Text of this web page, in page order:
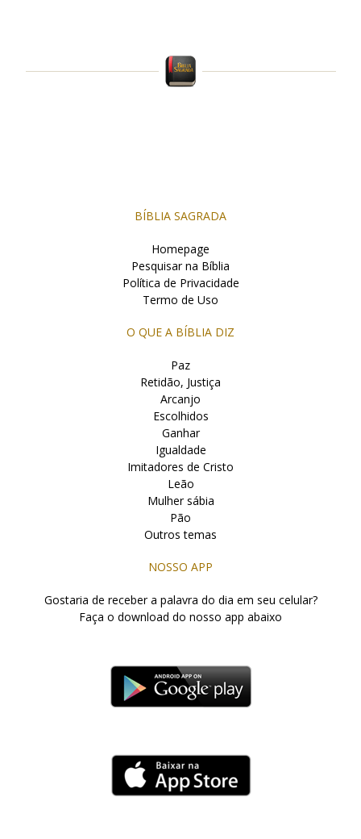
BÍBLIA SAGRADA
Homepage
Pesquisar na Bíblia
Política de Privacidade
Termo de Uso
O QUE A BÍBLIA DIZ
Paz
Retidão, Justiça
Arcanjo
Escolhidos
Ganhar
Igualdade
Imitadores de Cristo
Leão
Mulher sábia
Pão
Outros temas
NOSSO APP
Gostaria de receber a palavra do dia em seu celular?
Faça o download do nosso app abaixo